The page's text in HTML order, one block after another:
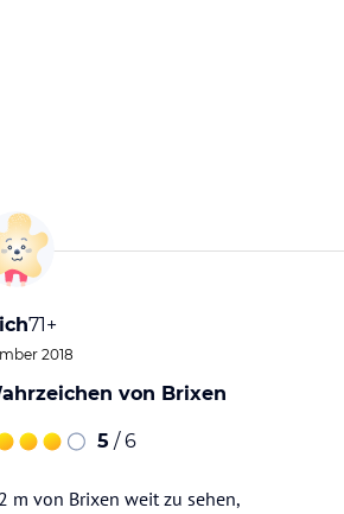
71+
2018
von Brixen
5 / 6
m von Brixen weit zu sehen,